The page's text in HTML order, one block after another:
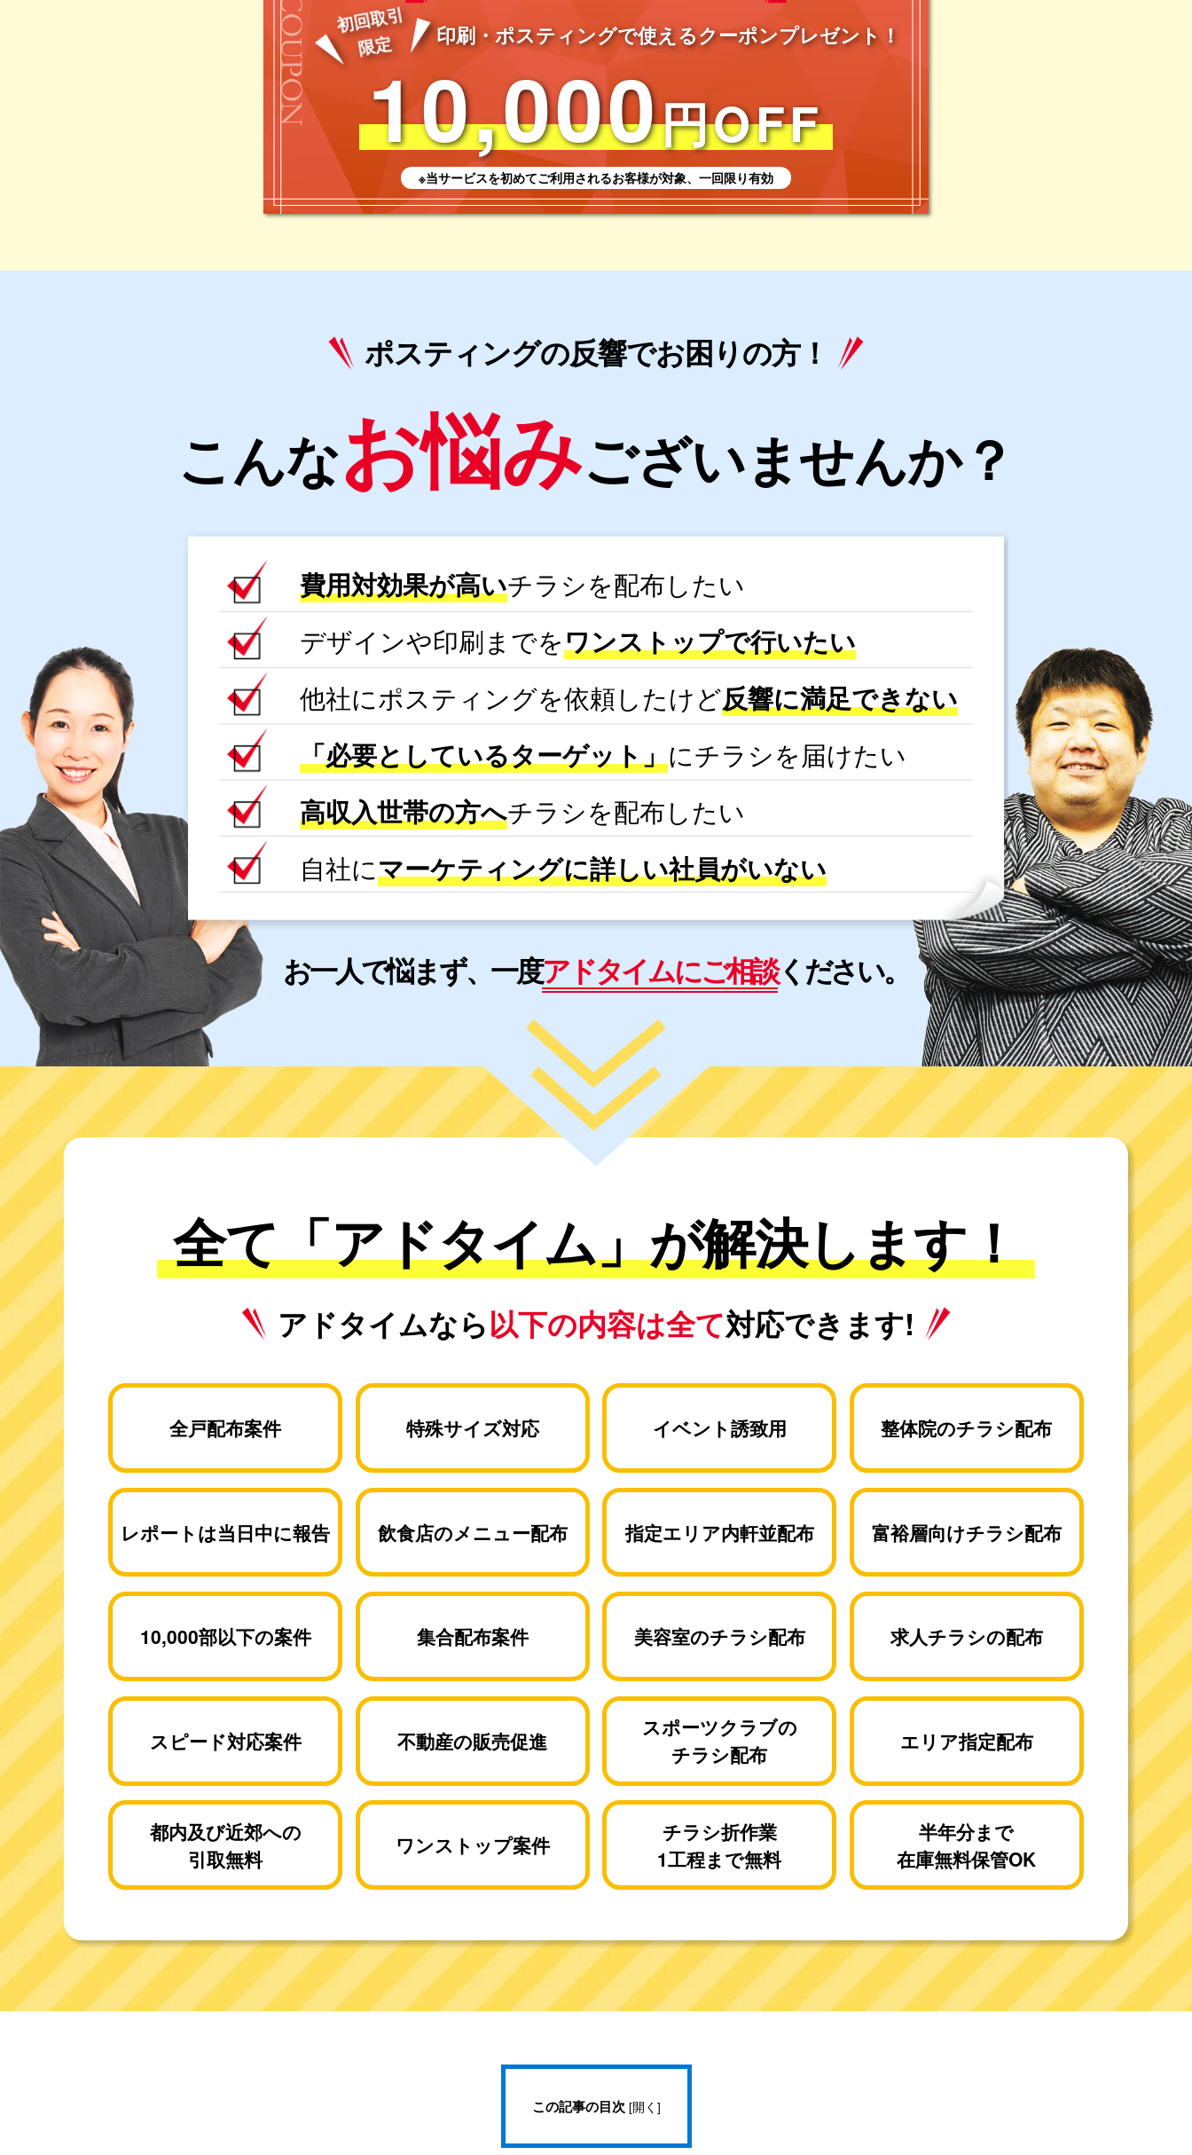
初回取引
限定 印刷・ポスティングで使えるクーポンプレゼント！
10,000円OFF
※当サービスを初めてご利用されるお客様が対象、一回限り有効
ポスティングの反響でお困りの方！
こんなお悩みございませんか？
費用対効果が高いチラシを配布したい
デザインや印刷までをワンストップで行いたい
他社にポスティングを依頼したけど反響に満足できない
「必要としているターゲット」にチラシを届けたい
高収入世帯の方へチラシを配布したい
自社にマーケティングに詳しい社員がいない
お一人で悩まず、 一度アドタイムにご相談ください。
全て「アドタイム」が解決します！
アドタイムなら以下の内容は全て対応できます!
全戸配布案件 特殊サイズ対応 イベント誘致用 整体院のチラシ配布
レポートは当日中に報告 飲食店のメニュー配布 指定エリア内軒並配布 富裕層向けチラシ配布
10,000部以下の案件 集合配布案件 美容室のチラシ配布 求人チラシの配布
スピード対応案件 不動産の販売促進
スポーツクラブの
チラシ配布
エリア指定配布
都内及び近郊への
引取無料
ワンストップ案件
チラシ折作業
1工程まで無料
半年分まで
在庫無料保管OK
この記事の目次 [開く ]